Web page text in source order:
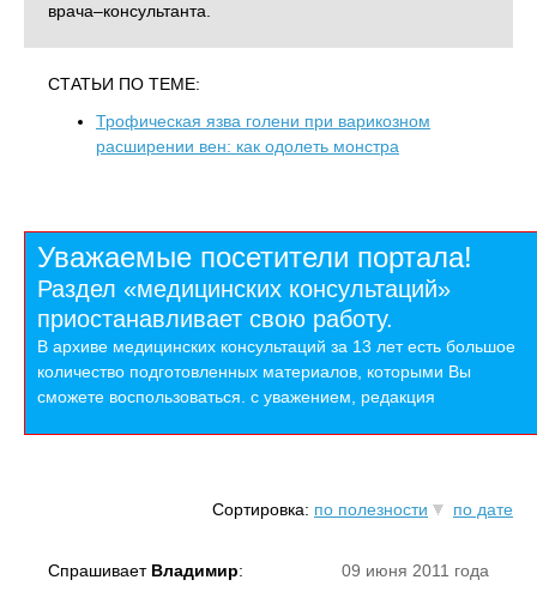
врача–консультанта.
СТАТЬИ ПО ТЕМЕ:
Трофическая язва голени при варикозном
расширении вен: как одолеть монстра
Уважаемые посетители портала!
Раздел «медицинских консультаций»
приостанавливает свою работу.
В архиве медицинских консультаций за 13 лет есть большое
количество подготовленных материалов, которыми Вы
сможете воспользоваться. с уважением, редакция
Сортировка: по полезности по дате
09 июня 2011 года
Спрашивает Владимир: